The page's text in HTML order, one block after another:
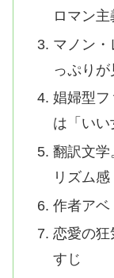
ロマン
マノン
っぷりが
娼婦型フ
は「い
翻訳文学
リズム感
作者アベ
恋愛の狂
すじ